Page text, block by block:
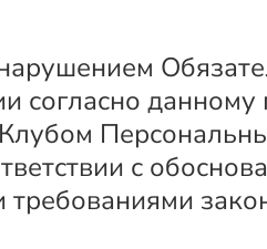
согласно данному
с